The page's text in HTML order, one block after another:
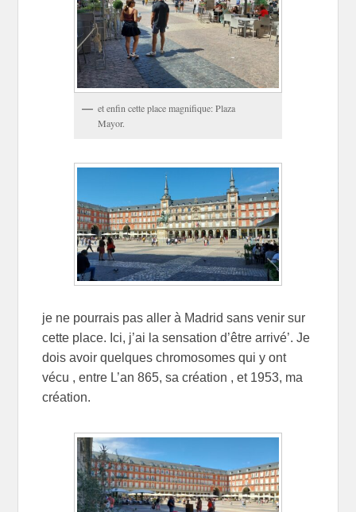
et enfin cette place magnifique: Plaza
Mayor.
je ne pourrais pas aller à Madrid sans venir sur
cette place. Ici, j’ai la sensation d’être arrivé’. Je
dois avoir quelques chromosomes qui y ont
vécu , entre L’an 865, sa création , et 1953, ma
création.